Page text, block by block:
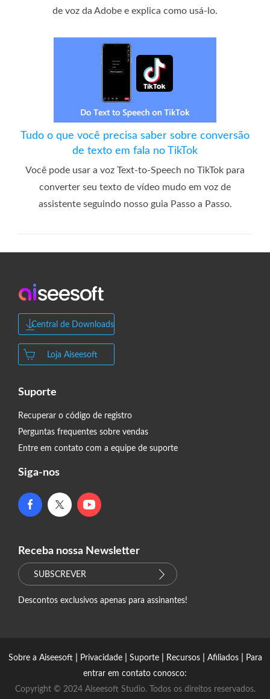
de voz da Adobe e explica como usá-lo.
Tudo o que você precisa saber sobre conversão
de texto em fala no TikTok
Você pode usar a voz Text-to-Speech no TikTok para
converter seu texto de vídeo mudo em voz de
assistente seguindo nosso guia Passo a Passo.
Central de Downloads
Loja Aiseesoft
Suporte
Recuperar o código de registro
Perguntas frequentes sobre vendas
Entre em contato com a equipe de suporte
Siga-nos
Receba nossa Newsletter
SUBSCREVER
Descontos exclusivos apenas para assinantes!
Sobre a Aiseesoft| Privacidade| Suporte| Recursos| Afiliados|
Para
entrar em contato conosco:
Copyright © 2024 Aiseesoft Studio. Todos os direitos reservados.